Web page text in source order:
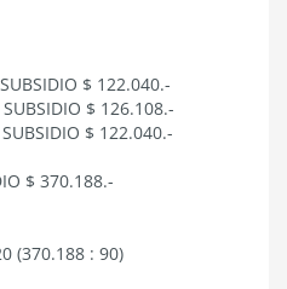
$ 122.040.-
$ 126.108.-
$ 122.040.-
$ 370.188.-
(370.188 : 90)